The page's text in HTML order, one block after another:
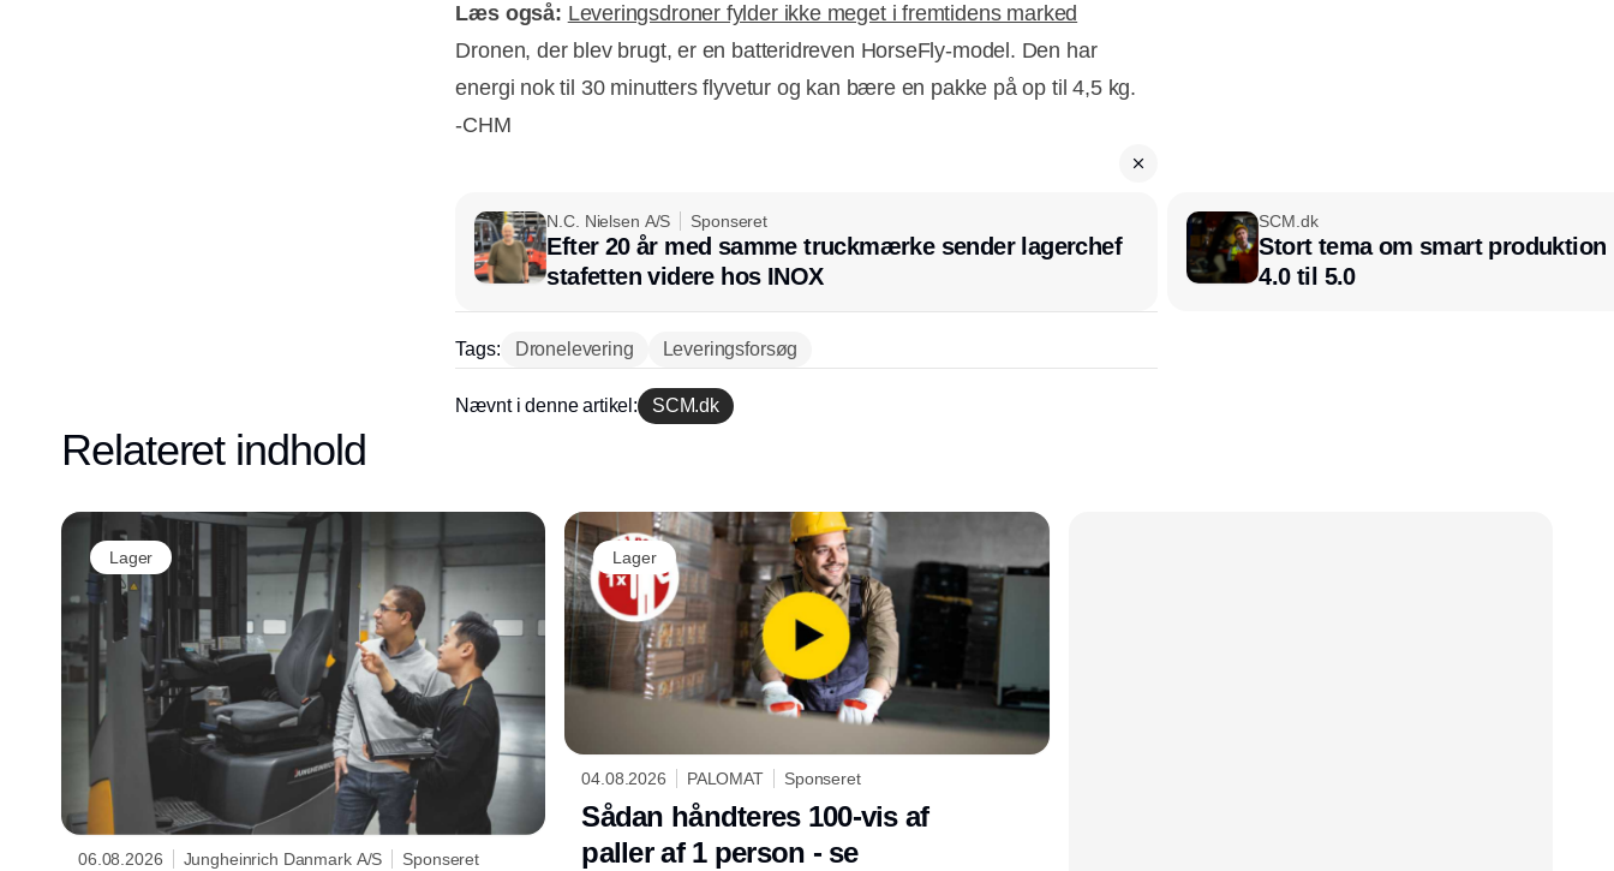
Læs også: Leveringsdroner fylder ikke meget i fremtidens marked
Dronen, der blev brugt, er en batteridreven HorseFly-model. Den har
energi nok til 30 minutters flyvetur og kan bære en pakke på op til 4,5 kg.
-CHM
N.C. Nielsen A/S Sponseret
Efter 20 år med samme truckmærke sender lagerchef
stafetten videre hos INOX
SCM.dk
Stort tema om smart
4.0 til 5.0
Tags: Dronelevering Leveringsforsøg
Nævnt i denne artikel: SCM.dk
Relateret indhold
Lager
06.08.2026 Jungheinrich Danmark A/S Sponseret
Lager
04.08.2026 PALOMAT Sponseret
Sådan håndteres 100-vis af
paller af 1 person - se